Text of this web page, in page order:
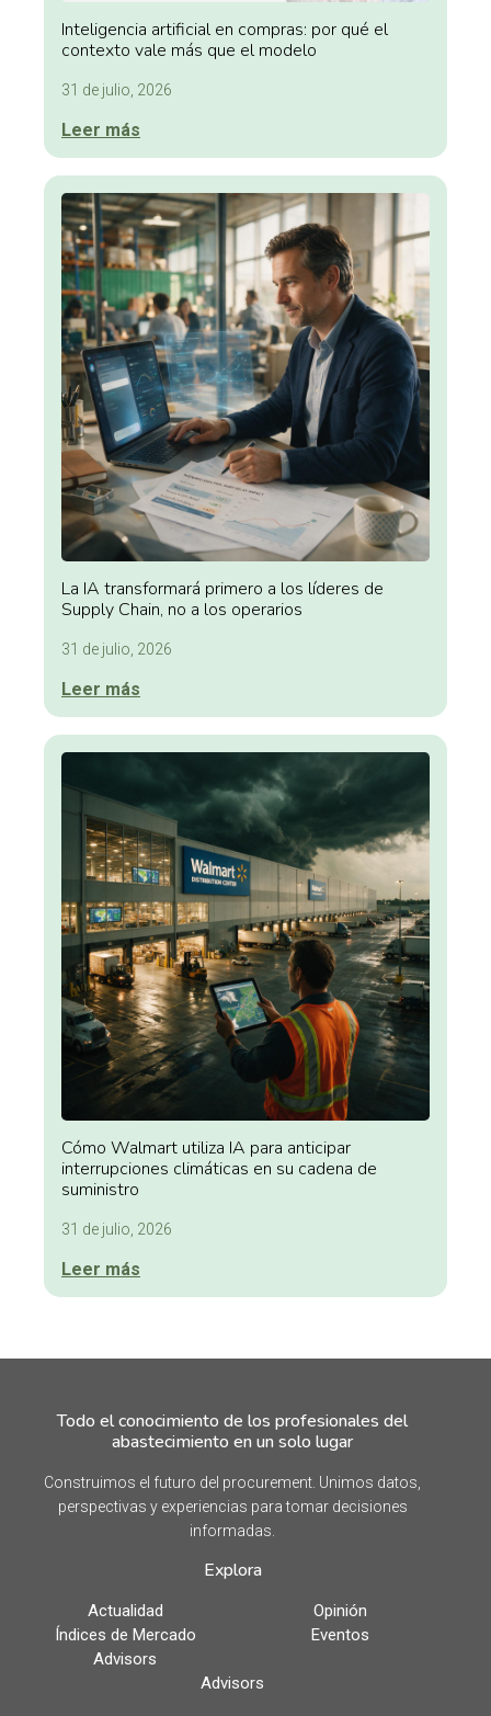
Inteligencia artificial en compras: por qué el
contexto vale más que el modelo
31 de julio, 2026
Leer más
La IA transformará primero a los líderes de
Supply Chain, no a los operarios
31 de julio, 2026
Leer más
Cómo Walmart utiliza IA para anticipar
interrupciones climáticas en su cadena de
suministro
31 de julio, 2026
Leer más
Todo el conocimiento de los profesionales del
abastecimiento en un solo lugar
Construimos el futuro del procurement. Unimos datos,
perspectivas y experiencias para tomar decisiones
informadas.
Explora
Actualidad
Opinión
Índices de Mercado
Eventos
Advisors
Advisors